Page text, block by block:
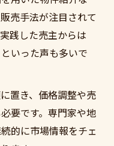
売手法が注目されて
践した売主からは
いった声も多いで
置き、価格調整や売
要です。専門家や地
的に市場情報をチェ